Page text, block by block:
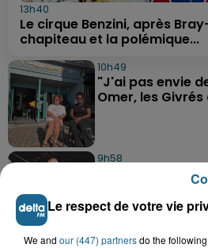
13h40
Le cirque Benzini, après
chapiteau et la polémique...
10h49
"J'ai pas envie
Omer, les
9h58
Une
les basketteurs
Le respect de votre vie
We and our (447) partnersdo the